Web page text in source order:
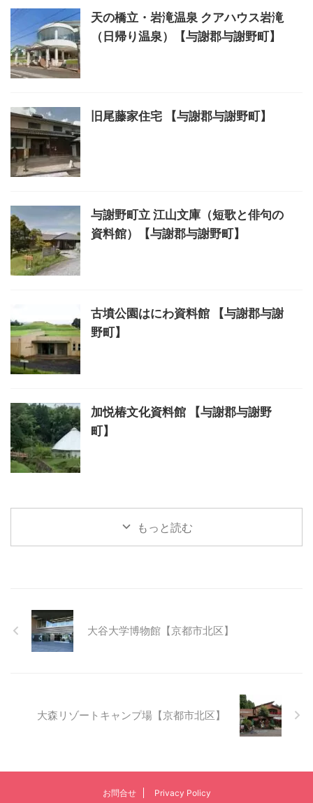
天の橋立・岩滝温泉 クアハウス岩滝
（日帰り温泉）【与謝郡与謝野町】
旧尾藤家住宅 【与謝郡与謝野町】
与謝野町立 江山文庫（短歌と俳句の
資料館）【与謝郡与謝野町】
古墳公園はにわ資料館 【与謝郡与謝
野町】
加悦椿文化資料館 【与謝郡与謝野
町】
もっと読む
大谷大学博物館【京都市北区】
大森リゾートキャンプ場【京都市北区】
お問合せ Privacy Policy